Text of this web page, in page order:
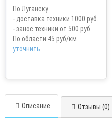
По Луганску
- доставка техники 1000 руб.
- занос техники от 500 руб
По области 45 руб/км
уточнить
Описание Отзывы (0)